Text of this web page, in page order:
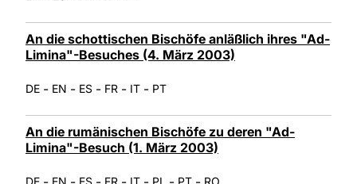
An die schottischen Bischöfe anläßlich ihres "Ad-
Limina"-Besuches (4. März 2003)
DE - EN - ES - FR - IT - PT
An die rumänischen Bischöfe zu deren "Ad-
Limina"-Besuch (1. März 2003)
DE EN ES FR IT PL PT RO